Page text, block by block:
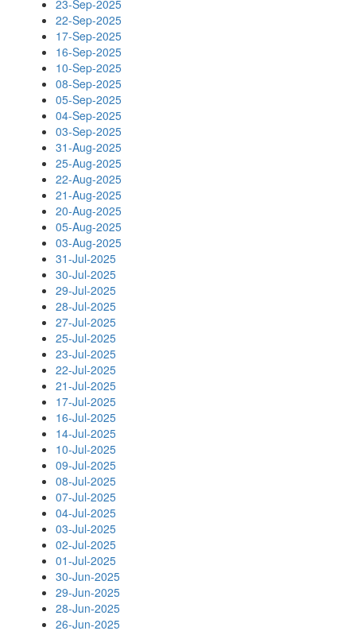
23-Sep-2025
22-Sep-2025
17-Sep-2025
16-Sep-2025
10-Sep-2025
08-Sep-2025
05-Sep-2025
04-Sep-2025
03-Sep-2025
31-Aug-2025
25-Aug-2025
22-Aug-2025
21-Aug-2025
20-Aug-2025
05-Aug-2025
03-Aug-2025
31-Jul-2025
30-Jul-2025
29-Jul-2025
28-Jul-2025
27-Jul-2025
25-Jul-2025
23-Jul-2025
22-Jul-2025
21-Jul-2025
17-Jul-2025
16-Jul-2025
14-Jul-2025
10-Jul-2025
09-Jul-2025
08-Jul-2025
07-Jul-2025
04-Jul-2025
03-Jul-2025
02-Jul-2025
01-Jul-2025
30-Jun-2025
29-Jun-2025
28-Jun-2025
26-Jun-2025